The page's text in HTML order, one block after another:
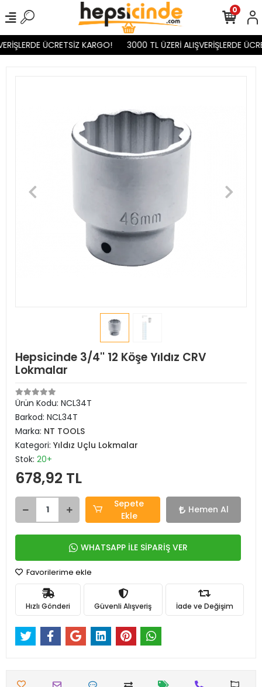
ÜCRETSİZ KARGO! 3000 TL ÜZERİ ALIŞVERİŞLERDE
0
Hepsicinde 3/4'' 12 Köşe Yıldız CRV
Lokmalar
Ürün Kodu: NCL34T
Barkod: NCL34T
Marka: NT TOOLS
Kategori: Yıldız Uçlu Lokmalar
Stok: 20+
678,92 TL
Sepete
Ekle
Hemen Al
WHATSAPP İLE SİPARİŞ VER
Favorilerime ekle
Hızlı Gönderi Güvenli Alışveriş İade ve Değişim